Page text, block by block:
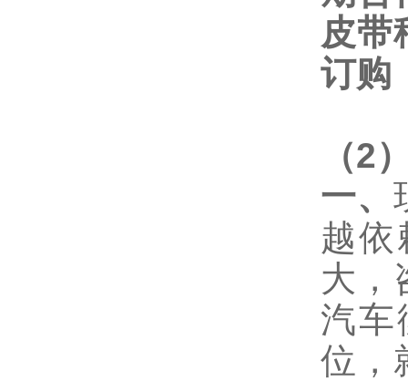
皮带
订购
（2
一、
越依
大，
汽车
位，